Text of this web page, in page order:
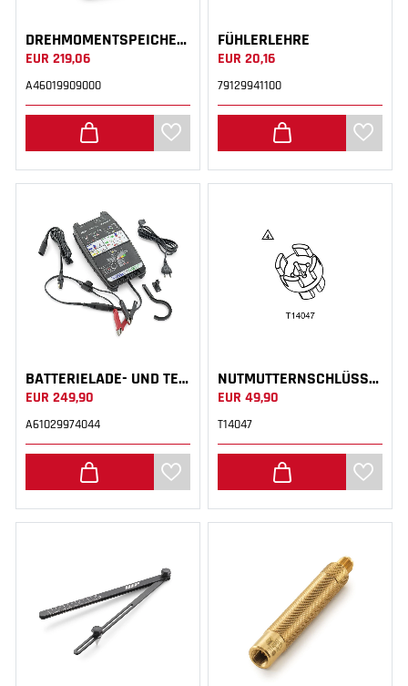
DREHMOMENTSPEICHENSCHLÜSSEL
EUR 219,06
A46019909000
FÜHLERLEHRE
EUR 20,16
79129941100
BATTERIELADE- UND TESTGERÄT
EUR 249,90
A61029974044
NUTMUTTERNSCHLÜSSEL
EUR 49,90
T14047